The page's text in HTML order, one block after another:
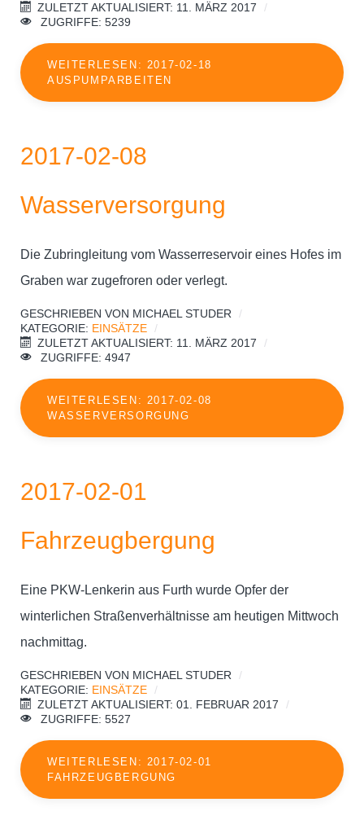
ZULETZT AKTUALISIERT: 11. MÄRZ 2017
ZUGRIFFE: 5239
WEITERLESEN: 2017-02-18
AUSPUMPARBEITEN
2017-02-08
Wasserversorgung
Die Zubringleitung vom Wasserreservoir eines Hofes im
Graben war zugefroren oder verlegt.
GESCHRIEBEN VON MICHAEL STUDER
KATEGORIE: EINSÄTZE
ZULETZT AKTUALISIERT: 11. MÄRZ 2017
ZUGRIFFE: 4947
WEITERLESEN: 2017-02-08
WASSERVERSORGUNG
2017-02-01
Fahrzeugbergung
Eine PKW-Lenkerin aus Furth wurde Opfer der
winterlichen Straßenverhältnisse am heutigen Mittwoch
nachmittag.
GESCHRIEBEN VON MICHAEL STUDER
KATEGORIE: EINSÄTZE
ZULETZT AKTUALISIERT: 01. FEBRUAR 2017
ZUGRIFFE: 5527
WEITERLESEN: 2017-02-01
FAHRZEUGBERGUNG